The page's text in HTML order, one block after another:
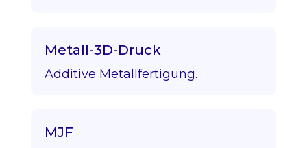
Metall-3D-Druck
Additive Metallfertigung.
MJF